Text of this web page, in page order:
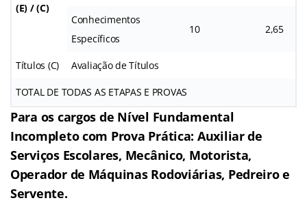
(E) / (C)
Conhecimentos
Específicos
10 2,65
Títulos (C) Avaliação de Títulos
TOTAL DE TODAS AS ETAPAS E PROVAS
Para os cargos de Nível Fundamental
Incompleto com Prova Prática: Auxiliar de
Serviços Escolares, Mecânico, Motorista,
Operador de Máquinas Rodoviárias, Pedreiro e
Servente.